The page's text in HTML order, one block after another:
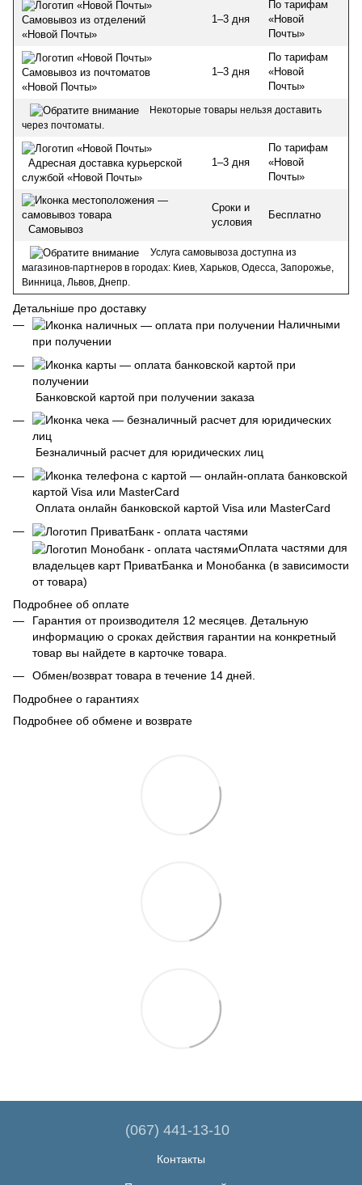
Самовывоз из отделений
«Новой Почты»
1–3 дня
По тарифам
«Новой
Почты»
Самовывоз из почтоматов
«Новой Почты»
1–3 дня
По тарифам
«Новой
Почты»
Некоторые товары нельзя доставить
через почтоматы.
Адресная доставка курьерской
службой «Новой Почты»
1–3 дня
По тарифам
«Новой
Почты»
Самовывоз
Сроки и
условия
Бесплатно
Услуга самовывоза доступна из
магазинов-партнеров в городах: Киев, Харьков, Одесса, Запорожье,
Винница, Львов, Днепр.
Детальніше про доставку
Наличными
при получении
Банковской картой при получении заказа
Безналичный расчет для юридических лиц
Оплата онлайн банковской картой Visa или MasterCard
Оплата частями для
владельцев карт ПриватБанка и Монобанка (в зависимости
от товара)
Подробнее об оплате
Гарантия от производителя 12 месяцев. Детальную
информацию о сроках действия гарантии на конкретный
товар вы найдете в карточке товара.
Обмен/возврат товара в течение 14 дней.
Подробнее о гарантиях
Подробнее об обмене и возврате
(067) 441-13-10
Контакты